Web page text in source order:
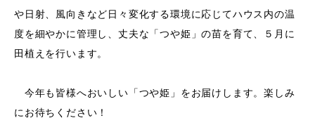
や日射、風向きなど日々変化する環境に応じてハウス内の温
度を細やかに管理し、丈夫な「つや姫」の苗を育て、５月に
田植えを行います。
今年も皆様へおいしい「つや姫」をお届けします。楽しみ
にお待ちください！